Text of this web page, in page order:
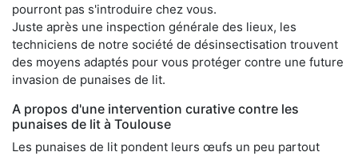
pourront pas s'introduire chez vous.
Juste après une inspection générale des lieux, les
techniciens de notre société de désinsectisation trouvent
des moyens adaptés pour vous protéger contre une future
invasion de punaises de lit.
A propos d'une intervention curative contre les
punaises de lit à Toulouse
Les punaises de lit pondent leurs œufs un peu partout